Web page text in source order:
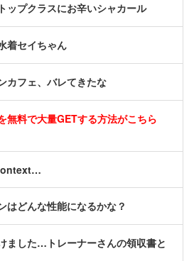
ップクラスにお辛いシャカール
着セイちゃん
カフェ、バレてきたな
無料で大量GETする方法がこちら
はどんな性能になるかな？
ました…トレーナーさんの領収書と